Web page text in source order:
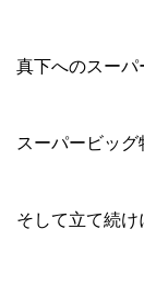
真下へのスー
スーパービッ
そして立て続け